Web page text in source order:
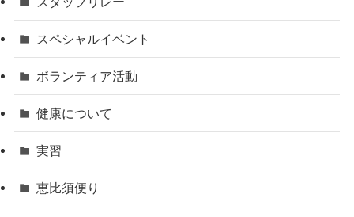
スペシャルイベント
ボランティア活動
健康について
実習
恵比須便り